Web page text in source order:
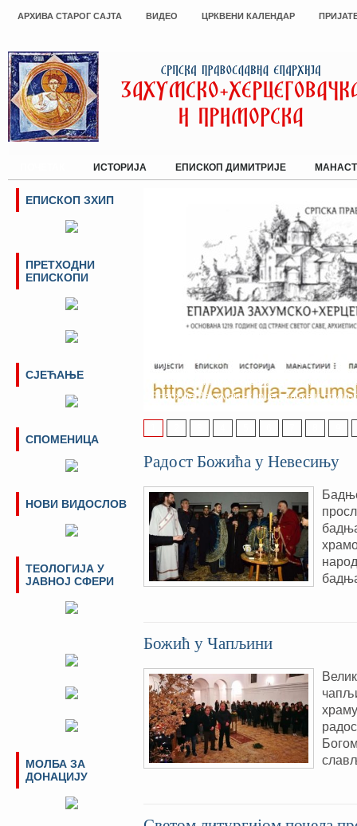
АРХИВА СТАРОГ САЈТА ВИДЕО ЦРКВЕНИ КАЛЕНДАР
ИСТОРИЈА ЕПИСКОП ДИМИТРИЈЕ
адреси и са новим изгледом
Поштовани посјетиоци, од Васкрса ове
Епархије Захумско-херцеговачке и
Радост Божића у Невесињу
Божић у Чапљини
ЕПИСКОП ЗХИП
ПРЕТХОДНИ
ЕПИСКОПИ
СЈЕЋАЊЕ
СПОМЕНИЦА
НОВИ ВИДОСЛОВ
ТЕОЛОГИЈА У
ЈАВНОЈ СФЕРИ
МОЛБА ЗА
ДОНАЦИЈУ